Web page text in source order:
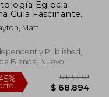
Egipcia:
Guía Fascinante
Entender a los
Diosas,
Matt
Published,
Blanda, Nuevo